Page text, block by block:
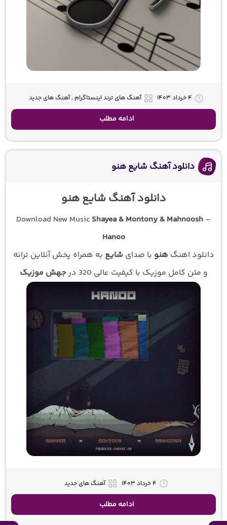
۴ خرداد ۱۴۰۳ آهنگ های ترند اینستاگرام , آهنگ های جدید
ادامه مطلب
دانلود آهنگ شایع هنو
دانلود آهنگ شایع هنو
Download New Music Shayea & Montony & Mahnoosh –
Hanoo
دانلود اهنگ هنو با صدای شایع به همراه پخش آنلاین ترانه
و متن کامل موزیک با کیفیت عالی 320 در
جهش موزیک
۴ خرداد ۱۴۰۳ آهنگ های جدید
ادامه مطلب